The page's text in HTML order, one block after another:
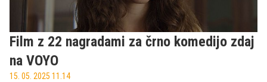
Film z 22 nagradami za črno komedijo zdaj
na VOYO
15. 05. 2025 11.14